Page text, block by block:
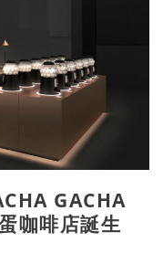
GACHA
咖啡店誕生